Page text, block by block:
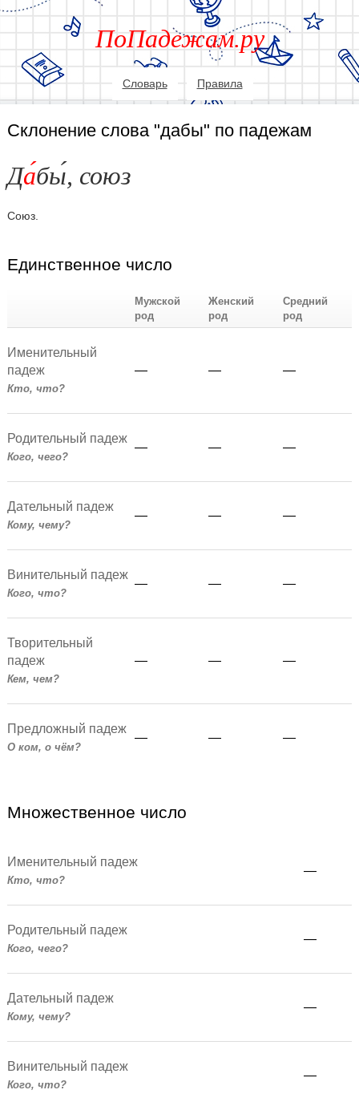
ПоПадежам.ру
Словарь Правила
Склонение слова "дабы" по падежам
Дабы, союз
Союз.
Единственное число
Мужской
род
Женский
род
Средний
род
Именительный
падеж
Кто, что?
— — —
Родительный падеж
Кого, чего?
— — —
Дательный падеж
Кому, чему?
— — —
Винительный падеж
Кого, что?
— — —
Творительный
падеж
Кем, чем?
— — —
Предложный падеж
О ком, о чём?
— — —
Множественное число
Именительный падеж
Кто, что?
—
Родительный падеж
Кого, чего?
—
Дательный падеж
Кому, чему?
—
Винительный падеж
Кого, что?
—